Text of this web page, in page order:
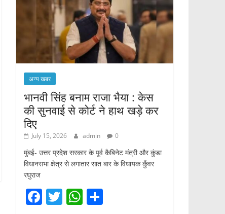
अन्य खबर
भानवी सिंह बनाम राजा भैया : केस
की सुनवाई से कोर्ट ने हाथ खड़े कर
दिए
July 15, 2026 admin 0
मुंबई- उत्तर प्रदेश सरकार के पूर्व कैबिनेट मंत्री और कुंडा
विधानसभा क्षेत्र से लगातार सात बार के विधायक कुँवर
रघुराज
F T W